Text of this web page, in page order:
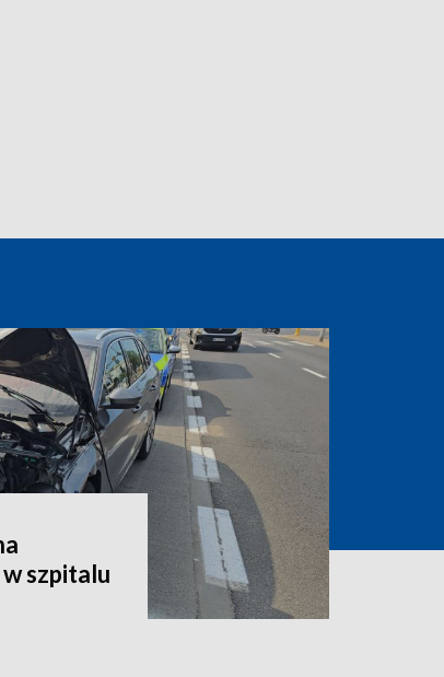
szpitalu